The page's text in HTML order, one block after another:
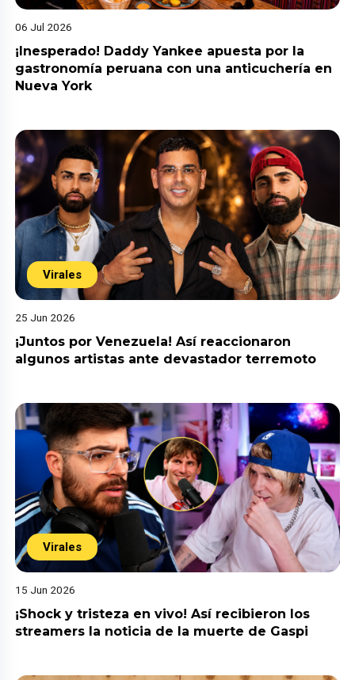
06 Jul 2026
¡Inesperado! Daddy Yankee apuesta por la
gastronomía peruana con una anticuchería en
Nueva York
Virales
25 Jun 2026
¡Juntos por Venezuela! Así reaccionaron
algunos artistas ante devastador terremoto
Virales
15 Jun 2026
¡Shock y tristeza en vivo! Así recibieron los
streamers la noticia de la muerte de Gaspi